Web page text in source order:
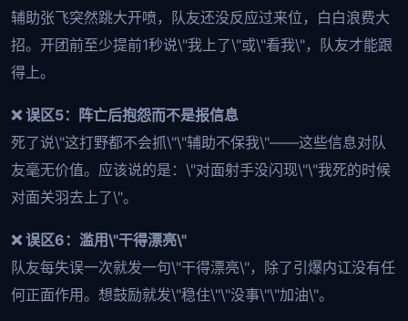
辅助张飞突然跳大开喷，队友还没反应过来位，白白浪费大
招。开团前至少提前1秒说\"我上了\"或\"看我\"，队友才能跟
得上。
❌ 误区5：阵亡后抱怨而不是报信息
死了说\"这打野都不会抓\"\"辅助不保我\"——这些信息对队
友毫无价值。应该说的是：\"对面射手没闪现\"\"我死的时候
对面关羽去上了\"。
❌ 误区6：滥用\"干得漂亮\"
队友每失误一次就发一句\"干得漂亮\"，除了引爆内讧没有任
何正面作用。想鼓励就发\"稳住\"\"没事\"\"加油\"。